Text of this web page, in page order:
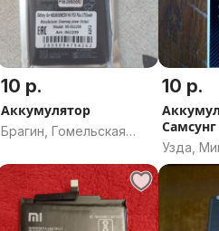
10 р.
Аккумулятор
Брагин, Гомельская
10 р.
Самсунг
Узда,